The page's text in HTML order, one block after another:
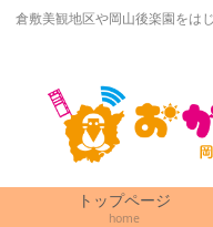
倉敷美観地区や岡山後楽園をは
トップページ
home